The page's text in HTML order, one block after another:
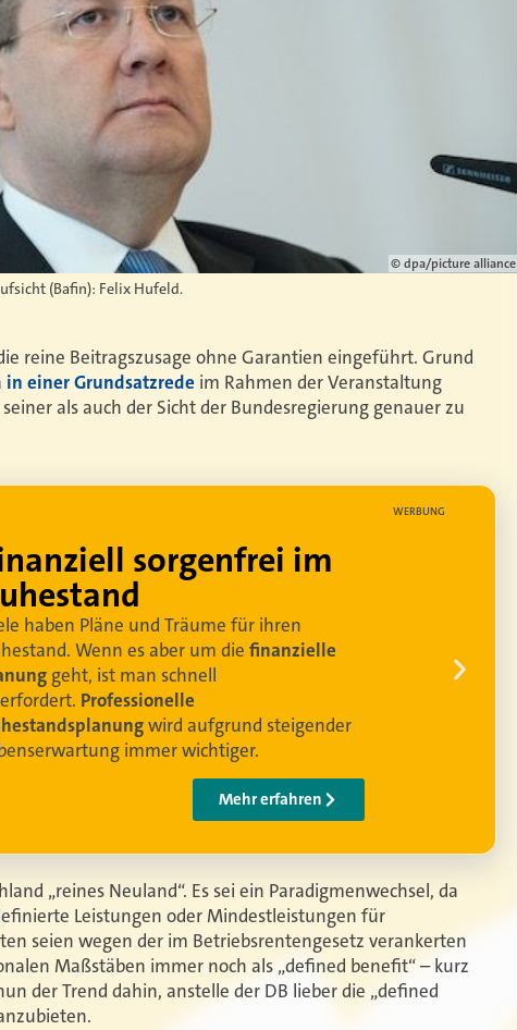
© dpa/picture alliance
(Bafin): Felix Hufeld.
reine Beitragszusage ohne Garantien eingeführt. Grund
in einer Grundsatzrede im Rahmen der Veranstaltung
als auch der Sicht der Bundesregierung genauer zu
WERBUNG
bestes Leben
in den Ruhestand zu blicken,
Ruhestandsplanung
und Kunden
ihr bestes
Video anschauen
„reines Neuland“. Es sei ein Paradigmenwechsel, da
Leistungen oder Mindestleistungen für
seien wegen der im Betriebsrentengesetz verankerten
Maßstäben immer noch als „defined benefit“ – kurz
der Trend dahin, anstelle der DB lieber die „defined